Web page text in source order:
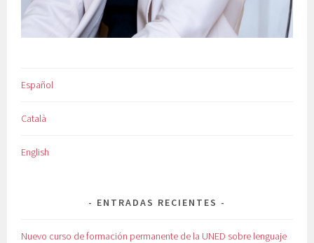
Español
Català
English
ENTRADAS RECIENTES
Nuevo curso de formación permanente de la UNED sobre lenguaje